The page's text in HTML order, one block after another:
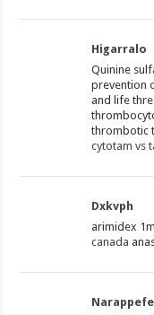
Higarralo
Quinine
prevention
and life
thrombotic
cytotam vs
Dxkvph
arimidex
canada
Narappefe